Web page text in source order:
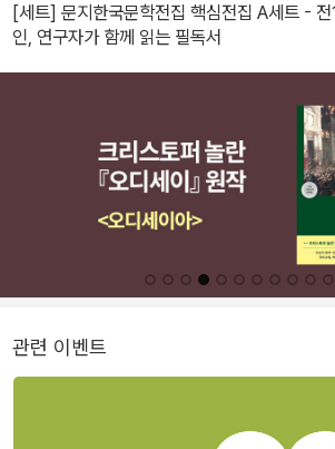
[세트] 문지한국문학전집 핵심전집 A세트 -
인, 연구자가 함께 읽는 필독서
관련 이벤트